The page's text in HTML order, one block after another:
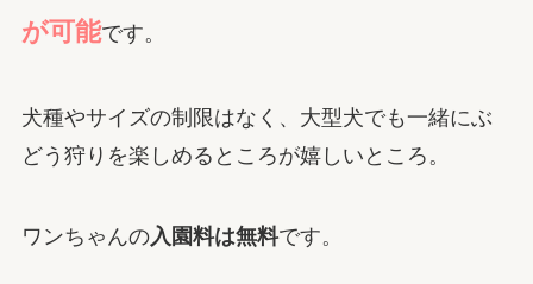
が可能です。
犬種やサイズの制限はなく、大型犬でも一緒にぶ
どう狩りを楽しめるところが嬉しいところ。
ワンちゃんの入園料は無料です。